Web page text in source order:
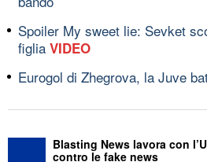
Spoiler My sweet lie: Sevket
figlia VIDEO
Eurogol di Zhegrova, la Juve
Blasting News lavora con
contro le fake news